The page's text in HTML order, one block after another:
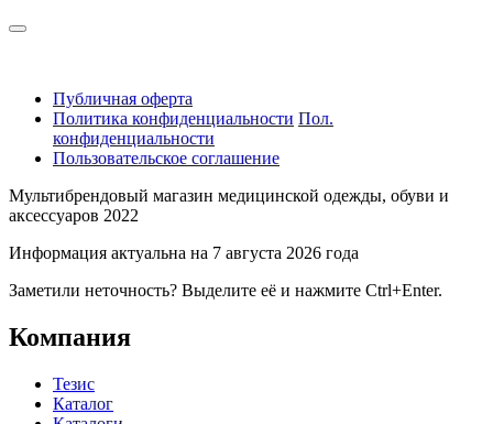
Публичная оферта
Политика конфиденциальности Пол.
конфиденциальности
Пользовательское соглашение
Мультибрендовый магазин медицинской одежды, обуви и
аксессуаров 2022
Информация актуальна на 7 августа 2026 года
Заметили неточность? Выделите её и нажмите Ctrl+Enter.
Компания
Тезис
Каталог